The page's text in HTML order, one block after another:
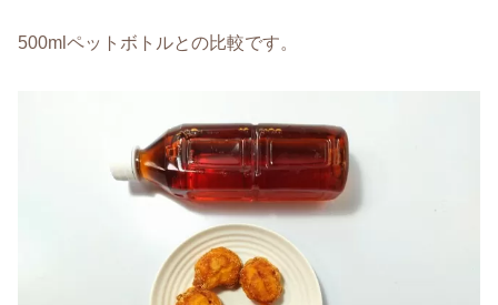
500mlペットボトルとの比較です。